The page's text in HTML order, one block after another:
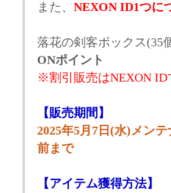
また、 NEXON ID1つに
落花の剣客ボックス
ONポイント
※割引販売はNEXON ID
【販売期間】
2025年5月7日(水)メン
前まで
【アイテム獲得方法】